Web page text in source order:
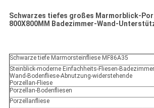
Schwarzes tiefes großes Marmorblick-
800X800MM Badezimmer-Wand-
Schwarze tiefe Marmorsteinfliese MF86A35
Steinblick-moderne Einfachheits-Fliesen-
Wand-Bodenfliese-Abnutzung-widerstehende
Porzellan-Fliese
Porzellan-Bodenfliesen
Porzellanfliese